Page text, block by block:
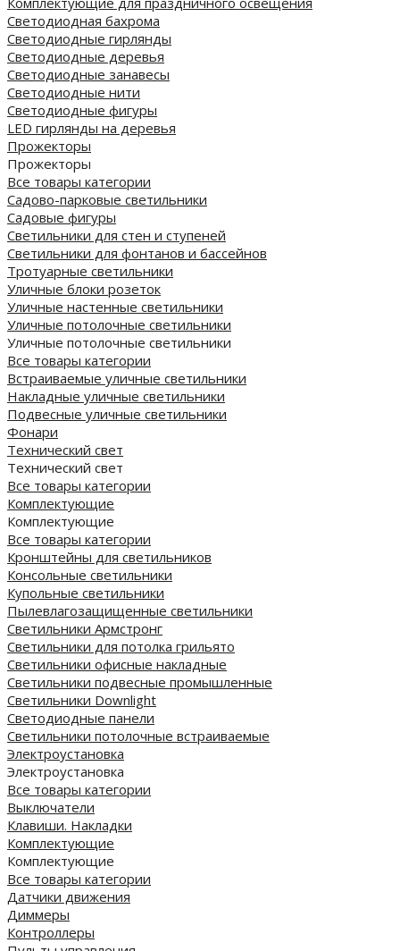
Светодиодная бахрома
Светодиодные гирлянды
Светодиодные деревья
Светодиодные занавесы
Светодиодные нити
Светодиодные фигуры
LED гирлянды на деревья
Прожекторы
Прожекторы
Все товары категории
Садово-парковые светильники
Садовые фигуры
Светильники для стен и ступеней
Светильники для фонтанов и бассейнов
Тротуарные светильники
Уличные блоки розеток
Уличные настенные светильники
Уличные потолочные светильники
Уличные потолочные светильники
Все товары категории
Встраиваемые уличные светильники
Накладные уличные светильники
Подвесные уличные светильники
Фонари
Технический свет
Технический свет
Все товары категории
Комплектующие
Комплектующие
Все товары категории
Кронштейны для светильников
Консольные светильники
Купольные светильники
Пылевлагозащищенные светильники
Светильники Армстронг
Светильники для потолка грильято
Светильники офисные накладные
Светильники подвесные промышленные
Светильники Downlight
Светодиодные панели
Cветильники потолочные встраиваемые
Электроустановка
Электроустановка
Все товары категории
Выключатели
Клавиши. Накладки
Комплектующие
Комплектующие
Все товары категории
Датчики движения
Диммеры
Контроллеры